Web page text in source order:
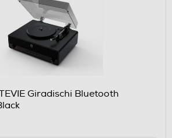
Giradischi Bluetooth